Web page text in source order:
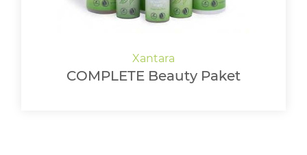
COMPLETE Beauty Paket